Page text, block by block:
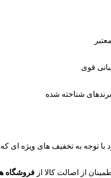
قوی
شناخته شده
با توجه به تخفیف های ویژه ای
از اصالت کالا از فروشگاه